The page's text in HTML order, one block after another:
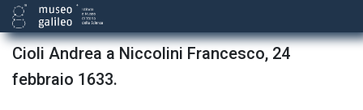
Cioli Andrea a Niccolini Francesco, 24
febbraio 1633.